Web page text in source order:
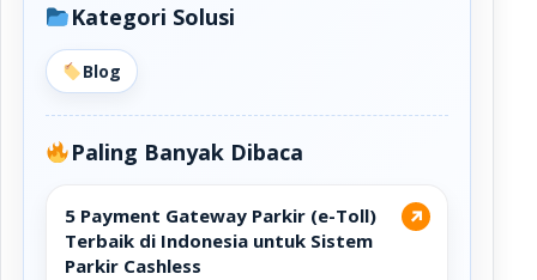
Kategori Solusi
Blog
Paling Banyak Dibaca
↗
5 Payment Gateway Parkir (e-Toll)
Terbaik di Indonesia untuk Sistem
Parkir Cashless